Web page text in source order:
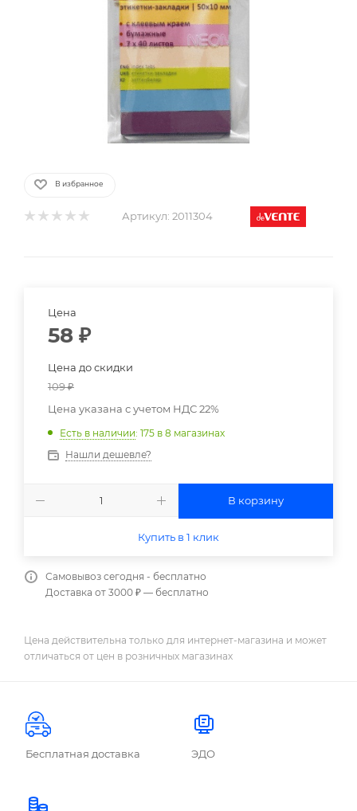
В избранное
Артикул: 2011304
Цена
58 ₽
Цена до скидки
109₽
Цена указана с учетом НДС 22%
Есть в наличии: 175 в 8 магазинах
Нашли дешевле?
В корзину
Купить в 1 клик
Самовывоз сегодня - бесплатно
Доставка от 3000 ₽ — бесплатно
Цена действительна только для интернет-магазина и может
отличаться от цен в розничных магазинах
Бесплатная доставка ЭДО